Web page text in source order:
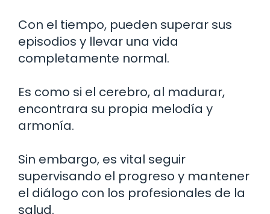
Con el tiempo, pueden superar sus
episodios y llevar una vida
completamente normal.
Es como si el cerebro, al madurar,
encontrara su propia melodía y
armonía.
Sin embargo, es vital seguir
supervisando el progreso y mantener
el diálogo con los profesionales de la
salud.